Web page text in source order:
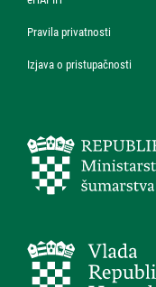
Pravila privatnosti
Izjava o pristupačnosti